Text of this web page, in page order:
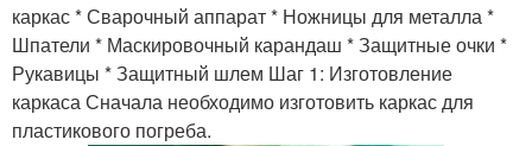
каркас * Сварочный аппарат * Ножницы для металла *
Шпатели * Маскировочный карандаш * Защитные очки *
Рукавицы * Защитный шлем Шаг 1: Изготовление
каркаса Сначала необходимо изготовить каркас для
пластикового погреба.